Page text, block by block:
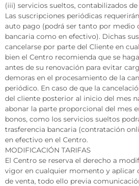
(iii) servicios sueltos, contabilizados
Las suscripciones periódicas
auto pago (podrá ser tanto por medio
bancaria como en efectivo). Dichas
cancelarse por parte del Cliente en
bien el Centro recomienda que se
antes de su renovación para evitar
demoras en el procesamiento de la
periódico. En caso de que la
del cliente posterior al inicio del mes
abonar la parte proporcional del mes
bonos, como los servicios sueltos
trasferencia bancaria (contratación
en efectivo en el Centro.
MODIFICACIÓN TARIFAS
El Centro se reserva el derecho a
vigor en cualquier momento y aplicar
de venta, todo ello previa